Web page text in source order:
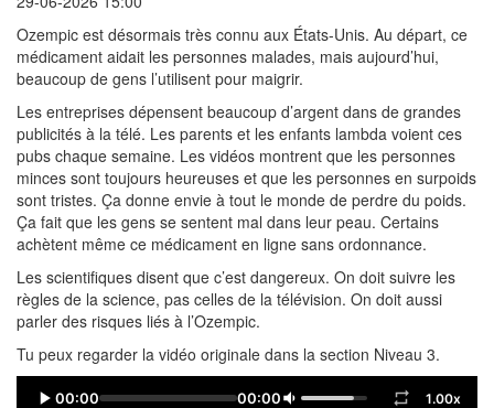
Ozempic est désormais très connu aux États-Unis. Au départ, ce
médicament aidait les personnes malades, mais aujourd’hui,
beaucoup de gens l’utilisent pour maigrir.
Les entreprises dépensent beaucoup d’argent dans de grandes
publicités à la télé. Les parents et les enfants lambda voient ces
pubs chaque semaine. Les vidéos montrent que les personnes
minces sont toujours heureuses et que les personnes en surpoids
sont tristes. Ça donne envie à tout le monde de perdre du poids.
Ça fait que les gens se sentent mal dans leur peau. Certains
achètent même ce médicament en ligne sans ordonnance.
Les scientifiques disent que c’est dangereux. On doit suivre les
règles de la science, pas celles de la télévision. On doit aussi
parler des risques liés à l’Ozempic.
Tu peux regarder la vidéo originale dans la section Niveau 3.
00:00 00:00 1.00x